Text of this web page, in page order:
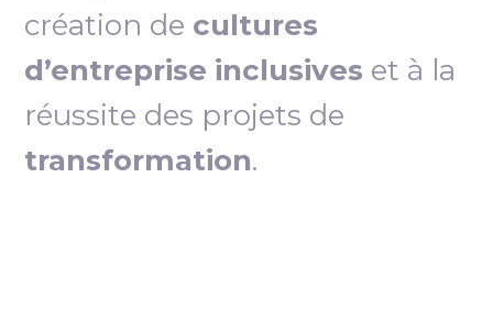
création de cultures
d’entreprise inclusives et à la
réussite des projets de
transformation.